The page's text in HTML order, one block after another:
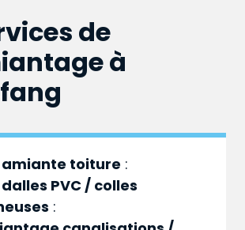
de
à
toiture :
PVC / colles
: